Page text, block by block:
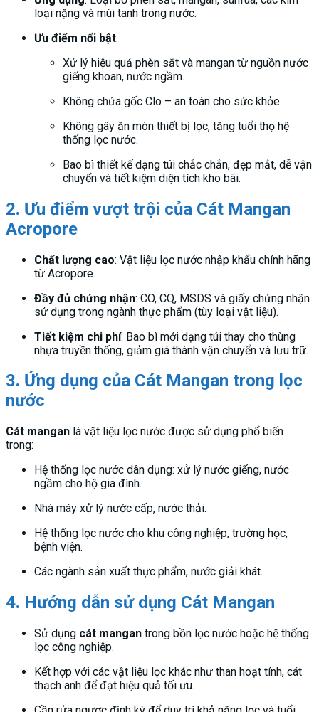
loại nặng và mùi tanh trong nước.
Ưu điểm nổi bật:
Xử lý hiệu quả phèn sắt và mangan từ nguồn nước
giếng khoan, nước ngầm.
Không chứa gốc Clo – an toàn cho sức khỏe.
Không gây ăn mòn thiết bị lọc, tăng tuổi thọ hệ
thống lọc nước.
Bao bì thiết kế dạng túi chắc chắn, đẹp mắt, dễ vận
chuyển và tiết kiệm diện tích kho bãi.
2. Ưu điểm vượt trội của Cát Mangan
Acropore
Chất lượng cao: Vật liệu lọc nước nhập khẩu chính hãng
từ Acropore.
Đầy đủ chứng nhận: CO, CQ, MSDS và giấy chứng nhận
sử dụng trong ngành thực phẩm (tùy loại vật liệu).
Tiết kiệm chi phí: Bao bì mới dạng túi thay cho thùng
nhựa truyền thống, giảm giá thành vận chuyển và lưu trữ.
3. Ứng dụng của Cát Mangan trong lọc
nước
Cát mangan là vật liệu lọc nước được sử dụng phổ biến
trong:
Hệ thống lọc nước dân dụng: xử lý nước giếng, nước
ngầm cho hộ gia đình.
Nhà máy xử lý nước cấp, nước thải.
Hệ thống lọc nước cho khu công nghiệp, trường học,
bệnh viện.
Các ngành sản xuất thực phẩm, nước giải khát.
4. Hướng dẫn sử dụng Cát Mangan
Sử dụng cát mangan trong bồn lọc nước hoặc hệ thống
lọc công nghiệp.
Kết hợp với các vật liệu lọc khác như than hoạt tính, cát
thạch anh để đạt hiệu quả tối ưu.